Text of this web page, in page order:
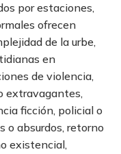
por estaciones,
ofrecen
de la urbe,
en
de violencia,
extravagantes,
ficción, policial o
o absurdos, retorno
existencial,